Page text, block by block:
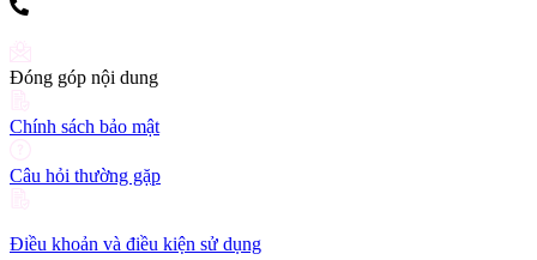
Đóng góp nội dung
Chính sách bảo mật
Câu hỏi thường gặp
Điều khoản và điều kiện sử dụng